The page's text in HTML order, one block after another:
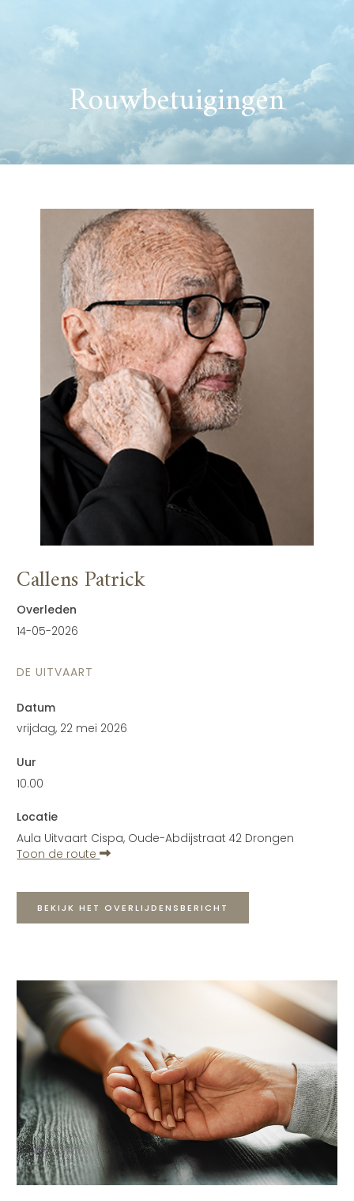
Rouwbetuigingen
Callens Patrick
Overleden
14-05-2026
DE UITVAART
Datum
vrijdag, 22 mei 2026
Uur
10.00
Locatie
Aula Uitvaart Cispa, Oude-Abdijstraat 42 Drongen
Toon de route
BEKIJK HET OVERLIJDENSBERICHT